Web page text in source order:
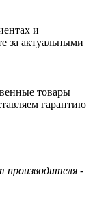
и
за актуальными
товары
гарантию